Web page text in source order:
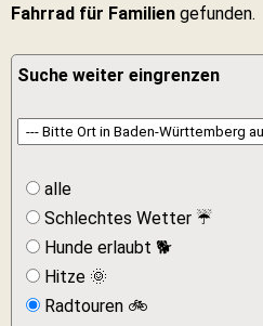
Fahrrad für Familien gefunden.
Suche weiter eingrenzen
alle
Schlechtes Wetter ☔
Hunde erlaubt 🐕
Hitze 🌞
Radtouren 🚲